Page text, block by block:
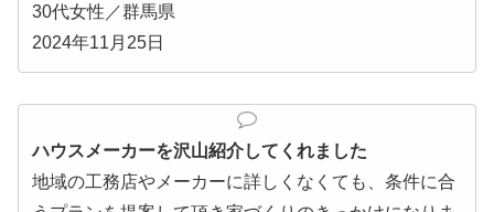
30代女性／群馬県
2024年11月25日
ハウスメーカーを沢山紹介してくれました
地域の工務店やメーカーに詳しくなくても、条件に合